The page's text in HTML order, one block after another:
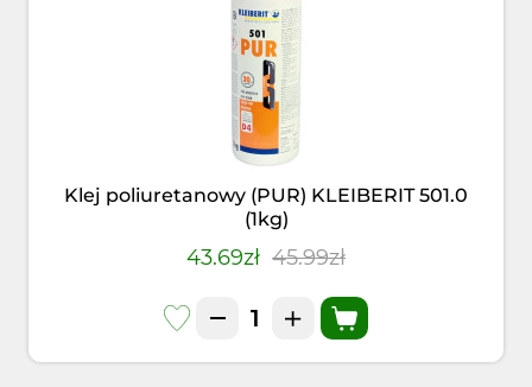
Klej poliuretanowy (PUR) KLEIBERIT 501.0
(1kg)
43.69zł 45.99zł